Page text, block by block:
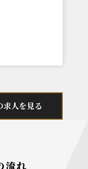
人を見る
流れ